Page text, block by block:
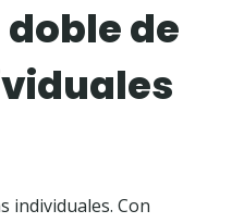
de
individuales. Con